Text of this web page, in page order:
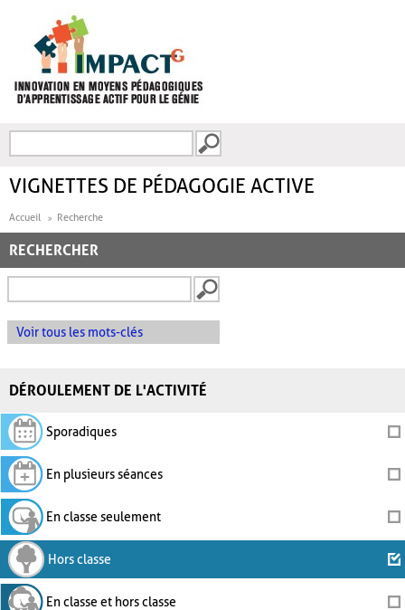
FORMULAIRE DE
VIGNETTES DE PÉDAGOGIE ACTIVE
Accueil Recherche
RECHERCHER
Voir tous les mots-clés
DÉROULEMENT DE L'ACTIVITÉ
Sporadiques
En plusieurs séances
En classe seulement
Hors classe
En classe et hors classe